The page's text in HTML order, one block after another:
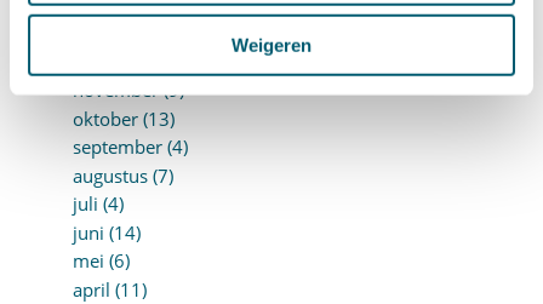
Weigeren
januari (15)
november (9)
oktober (13)
september (4)
augustus (7)
juli (4)
juni (14)
mei (6)
april (11)